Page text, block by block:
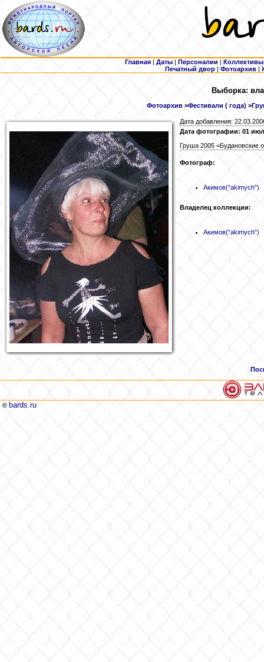
Главная | Даты | Персоналии | Коллективы
Печатный двор |Фотоархив |
Выборка:
Фотоархив>Фестивали ( года)>
Дата добавления:
Дата фотографии: 01
Груша 2005 =Будановские
Фотограф:
Акимов("akimych")
Владелец коллекции:
Акимов("akimych")
© bards.ru